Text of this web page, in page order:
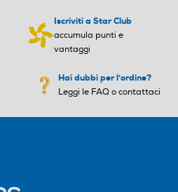
Iscriviti a Star Club
accumula punti e
vantaggi
Hai dubbi per l'ordine?
Leggi le FAQ o contattaci